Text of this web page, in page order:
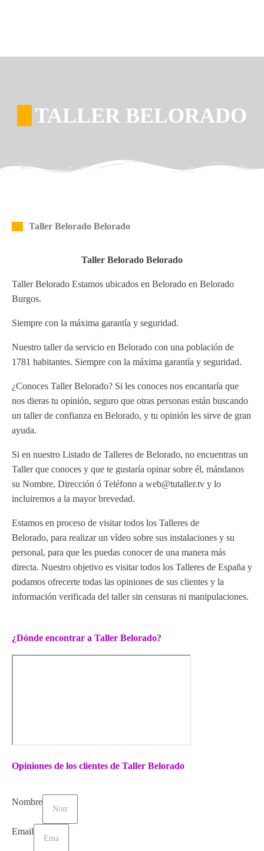
TALLER BELORADO
Taller Belorado Belorado
Taller Belorado Belorado
Taller Belorado Estamos ubicados en Belorado en Belorado
Burgos.
Siempre con la máxima garantía y seguridad.
Nuestro taller da servicio en Belorado con una población de
1781 habitantes. Siempre con la máxima garantía y seguridad.
¿Conoces Taller Belorado? Si les conoces nos encantaría que
nos dieras tu opinión, seguro que otras personas están buscando
un taller de confianza en Belorado, y tu opinión les sirve de gran
ayuda.
Si en nuestro Listado de Talleres de Belorado, no encuentras un
Taller que conoces y que te gustaría opinar sobre él, mándanos
su Nombre, Dirección ó Teléfono a web@tutaller.tv y lo
incluiremos a la mayor brevedad.
Estamos en proceso de visitar todos los Talleres de
Belorado, para realizar un vídeo sobre sus instalaciones y su
personal, para que les puedas conocer de una manera más
directa. Nuestro objetivo es visitar todos los Talleres de España y
podamos ofrecerte todas las opiniones de sus clientes y la
información verificada del taller sin censuras ni manipulaciones.
¿Dónde encontrar a Taller Belorado?
Opiniones de los clientes de Taller Belorado
Nombre
Email